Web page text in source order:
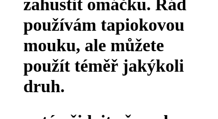
zahustit omáčku. Rád
používám tapiokovou
mouku, ale můžete
použít téměř jakýkoli
druh.